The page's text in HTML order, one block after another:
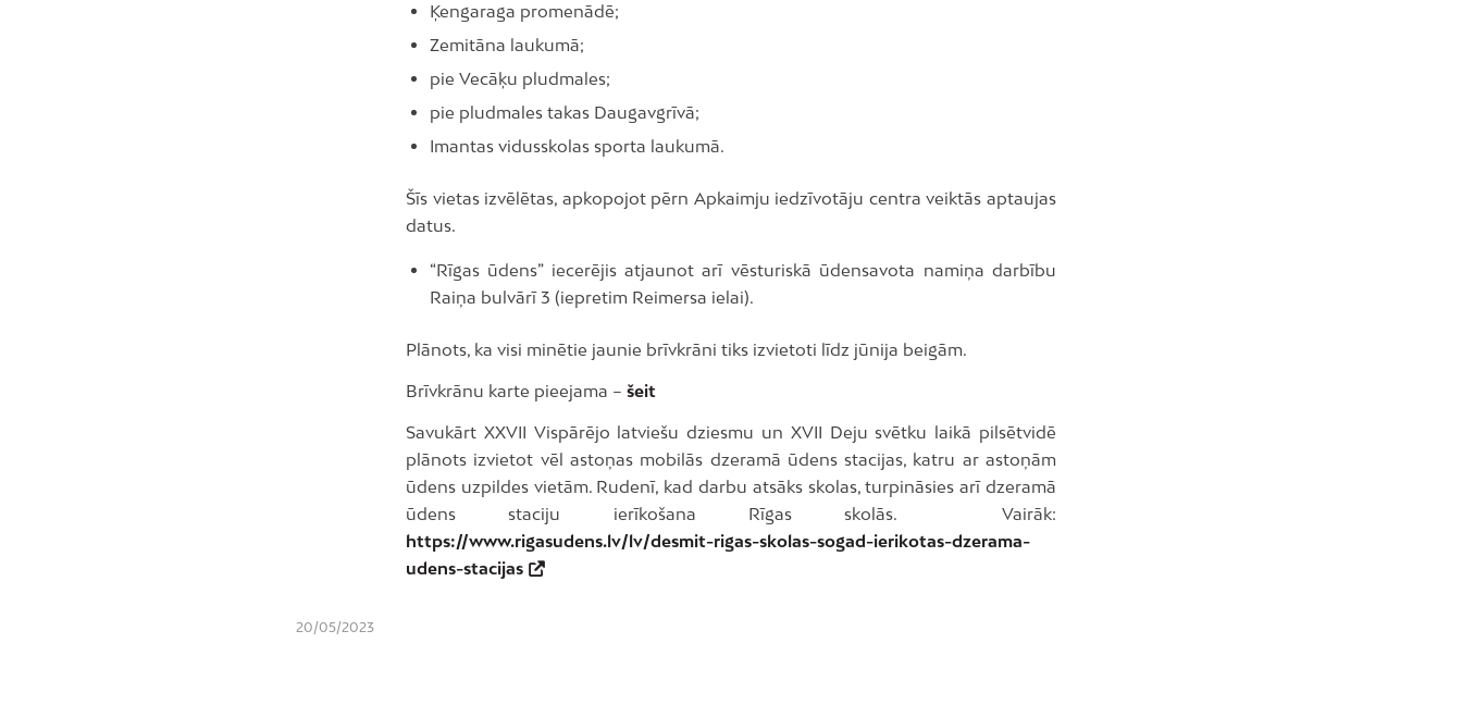
Ķengaraga promenādē;
Zemitāna laukumā;
pie Vecāķu pludmales;
pie pludmales takas Daugavgrīvā;
Imantas vidusskolas sporta laukumā.
Šīs vietas izvēlētas, apkopojot pērn Apkaimju iedzīvotāju centra veiktās aptaujas
datus.
“Rīgas ūdens” iecerējis atjaunot arī vēsturiskā ūdensavota namiņa darbību
Raiņa bulvārī 3 (iepretim Reimersa ielai).
Plānots, ka visi minētie jaunie brīvkrāni tiks izvietoti līdz jūnija beigām.
Brīvkrānu karte pieejama – šeit
Savukārt XXVII Vispārējo latviešu dziesmu un XVII Deju svētku laikā pilsētvidē
plānots izvietot vēl astoņas mobilās dzeramā ūdens stacijas, katru ar astoņām
ūdens uzpildes vietām. Rudenī, kad darbu atsāks skolas, turpināsies arī dzeramā
ūdens staciju ierīkošana Rīgas skolās. Vairāk:
https://www.rigasudens.lv/lv/desmit-rigas-skolas-sogad-ierikotas-dzerama-
udens-stacijas
20/05/2023